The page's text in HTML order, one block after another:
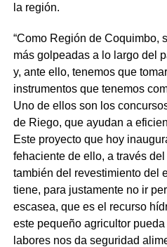
la región.
“Como Región de Coquimbo,
más golpeadas a lo largo del
y, ante ello, tenemos que
instrumentos que tenemos
Uno de ellos son los
de Riego, que ayudan a
Este proyecto que hoy
fehaciente de ello, a través
también del revestimiento del
tiene, para justamente no ir
escasea, que es el recurso
este pequeño agricultor
labores nos da seguridad